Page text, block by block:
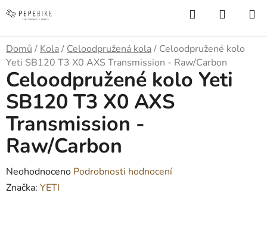
na
Hledat
KOŠÍK
Domů / Kola/ Celoodpružená kola/ Celoodpružené kolo
Yeti SB120 T3 X0 AXS Transmission - Raw/Carbon
Celoodpružené kolo Yeti
SB120 T3 X0 AXS
Transmission -
Raw/Carbon
Průměrné
hodnocení
Neohodnoceno Podrobnosti hodnocení
Značka: YETI